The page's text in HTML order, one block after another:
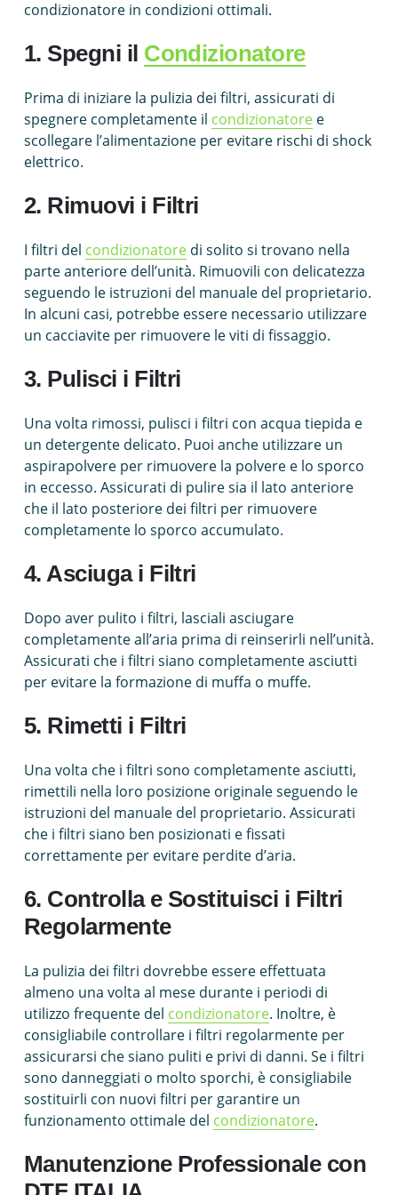
condizionatore in condizioni ottimali.
1. Spegni il Condizionatore
Prima di iniziare la pulizia dei filtri, assicurati di
spegnere completamente il condizionatoree
scollegare l’alimentazione per evitare rischi di shock
elettrico.
2. Rimuovi i Filtri
I filtri del condizionatoredi solito si trovano nella
parte anteriore dell’unità. Rimuovili con delicatezza
seguendo le istruzioni del manuale del proprietario.
In alcuni casi, potrebbe essere necessario utilizzare
un cacciavite per rimuovere le viti di fissaggio.
3. Pulisci i Filtri
Una volta rimossi, pulisci i filtri con acqua tiepida e
un detergente delicato. Puoi anche utilizzare un
aspirapolvere per rimuovere la polvere e lo sporco
in eccesso. Assicurati di pulire sia il lato anteriore
che il lato posteriore dei filtri per rimuovere
completamente lo sporco accumulato.
4. Asciuga i Filtri
Dopo aver pulito i filtri, lasciali asciugare
completamente all’aria prima di reinserirli nell’unità.
Assicurati che i filtri siano completamente asciutti
per evitare la formazione di muffa o muffe.
5. Rimetti i Filtri
Una volta che i filtri sono completamente asciutti,
rimettili nella loro posizione originale seguendo le
istruzioni del manuale del proprietario. Assicurati
che i filtri siano ben posizionati e fissati
correttamente per evitare perdite d’aria.
6. Controlla e Sostituisci i Filtri
Regolarmente
La pulizia dei filtri dovrebbe essere effettuata
almeno una volta al mese durante i periodi di
utilizzo frequente del condizionatore. Inoltre, è
consigliabile controllare i filtri regolarmente per
assicurarsi che siano puliti e privi di danni. Se i filtri
sono danneggiati o molto sporchi, è consigliabile
sostituirli con nuovi filtri per garantire un
funzionamento ottimale del condizionatore.
Manutenzione Professionale con